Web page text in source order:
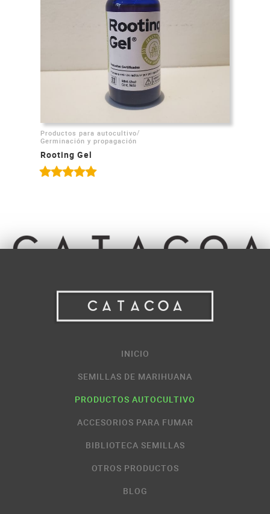
Productos para autocultivo/
Germinación y propagación
Rooting Gel
INICIO
SEMILLAS DE MARIHUANA
PRODUCTOS AUTOCULTIVO
ACCESORIOS PARA FUMAR
BIBLIOTECA SEMILLAS
OTROS PRODUCTOS
BLOG